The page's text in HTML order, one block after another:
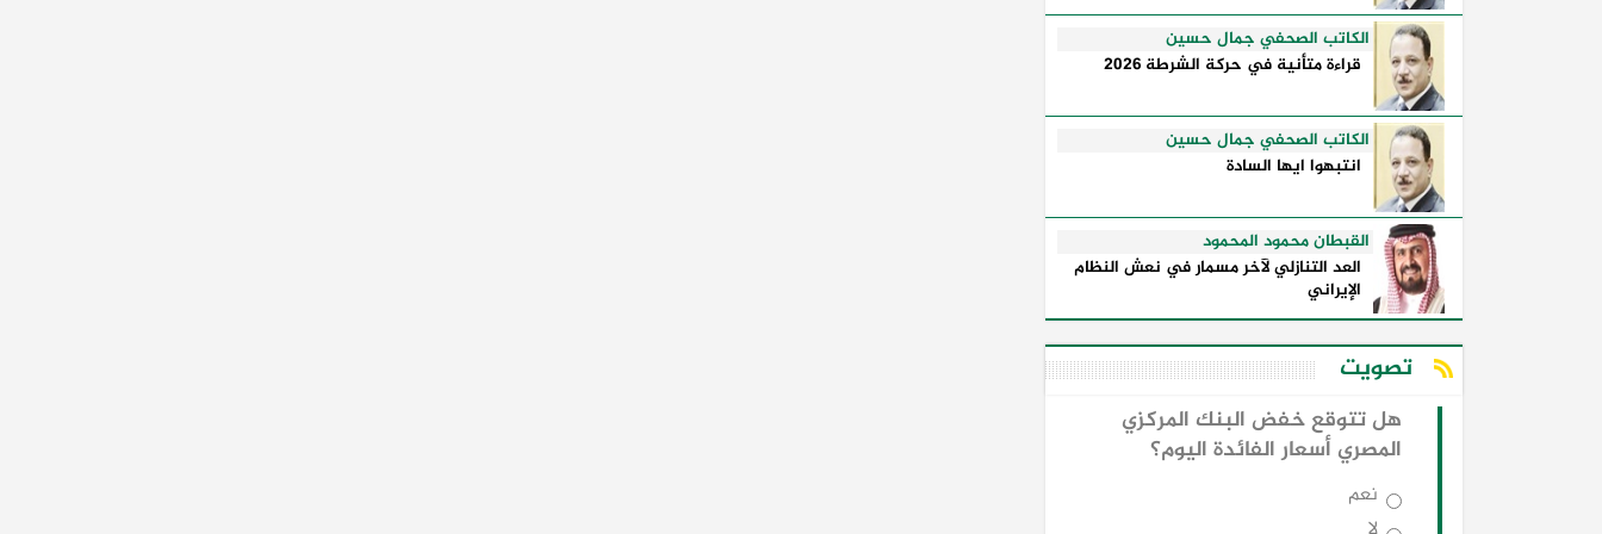
الكاتب الصحفي جمال حسين
قراءة متأنية في حركة الشرطة 2026
الكاتب الصحفي جمال حسين
انتبهوا ايها السادة
القبطان محمود المحمود
العد التنازلي لآخر مسمار في نعش النظام
الإيراني
تصويت
هل تتوقع خفض البنك المركزي
المصري أسعار الفائدة اليوم؟
نعم